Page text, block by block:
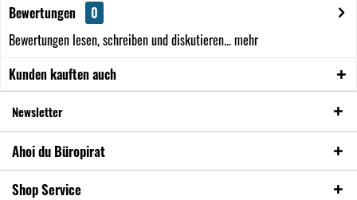
Bewertungen
0
Bewertungen lesen, schreiben und diskutieren...mehr
Kunden kauften auch
Newsletter
Ahoi du Büropirat
Shop Service